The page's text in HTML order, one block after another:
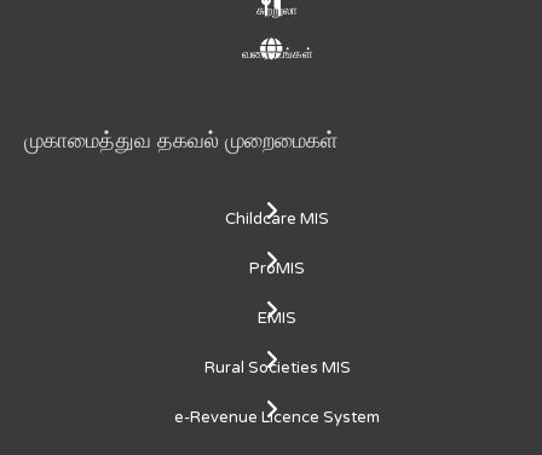
சுற்றுலா
வரைபடங்கள்
முகாமைத்துவ தகவல் முறைமைகள்
Childcare MIS
ProMIS
EMIS
Rural Societies MIS
e-Revenue Licence System